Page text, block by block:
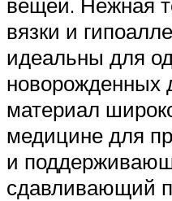
вязки и
идеальны для
новорожденных
материал
медицине для
и
сдавливающий